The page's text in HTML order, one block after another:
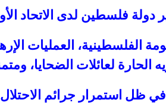
دولة فلسطين لدى الاتحاد
الفلسطينية، العمليات
لعائلات الضحايا،
استمرار جرائم